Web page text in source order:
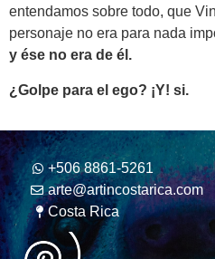
entendamos sobre todo, que
personaje no era para nada
y ése no era de él.
¿Golpe para el ego? ¡Y! si.
+506 8861-5261
arte@artincostarica.com
Costa Rica